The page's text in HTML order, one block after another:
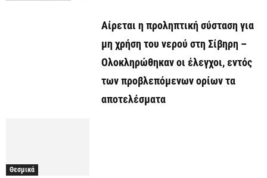
Αίρεται η προληπτική σύσταση για
μη χρήση του νερού στη Σίβηρη –
Ολοκληρώθηκαν οι έλεγχοι, εντός
των προβλεπόμενων ορίων τα
αποτελέσματα
Θεσμικά